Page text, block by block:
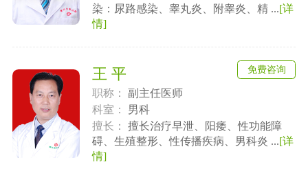
染：尿路感染、睾丸炎、附睾炎、精 ...[详
情]
王 平
职称：
副主任医师
科室：
男科
擅长：
擅长治疗早泄、阳痿、性功能障
碍、生殖整形、性传播疾病、男科炎 ...[详
情]
免费咨询